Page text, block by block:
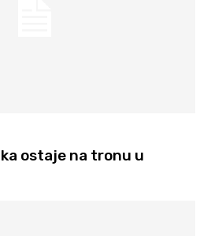
ostaje na tronu u